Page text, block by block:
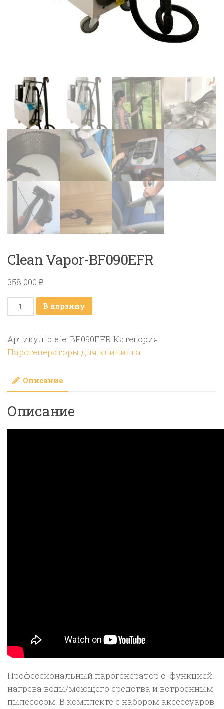
Clean Vapor-BF090EFR
358 000 ₽
Количество
товара
Vapor-
BF090EFR
В корзину
Артикул:biefe: BF090EFR Категория:
Парогенераторы для клининга
Описание
Описание
Профессиональный парогенератор с функцией
нагрева воды/моющего средства и встроенным
пылесосом. В комплекте с набором аксессуаров.